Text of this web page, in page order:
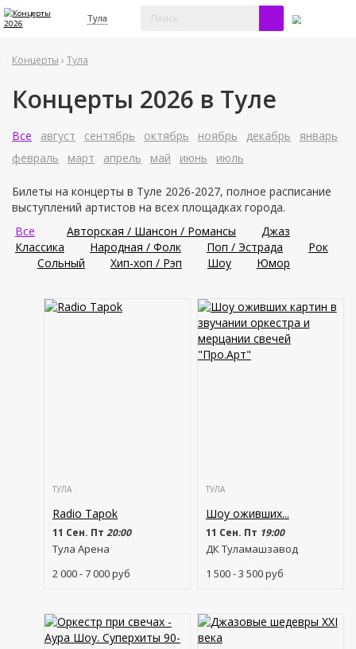
Тула
Концерты › Тула
Концерты 2026 в Туле
Все август сентябрь октябрь ноябрь декабрь
январь
февраль
март апрель май июнь июль
Билеты на концерты в Туле 2026-2027, полное расписание
выступлений артистов на всех площадках города.
Все
Авторская / Шансон / Романсы
Джаз
Классика
Народная / Фолк Поп / Эстрада
Рок
Сольный
Хип-хоп / Рэп Шоу Юмор
ТУЛА
Radio Tapok
11 Сен. Пт 20:00
Тула Арена
2 000 - 7 000руб
ТУЛА
Шоу оживших...
11 Сен. Пт 19:00
ДК Туламашзавод
1 500 - 3 500руб